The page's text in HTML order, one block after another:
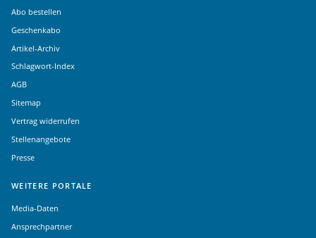
Abo bestellen
Geschenkabo
Artikel-Archiv
Schlagwort-Index
AGB
Sitemap
Vertrag widerrufen
Stellenangebote
Presse
WEITERE PORTALE
Media-Daten
Ansprechpartner